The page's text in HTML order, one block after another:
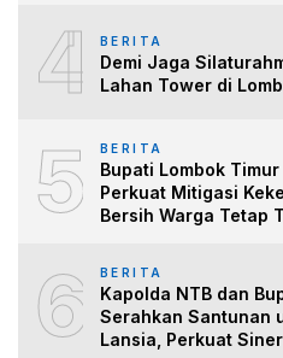
4 BERITA
Demi Jaga
Lahan Tower di
5 BERITA
Bupati Lombok
Perkuat Mitigasi
Bersih Warga Tetap
6 BERITA
Kapolda NTB dan
Serahkan Santunan
Lansia, Perkuat